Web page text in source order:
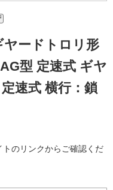
ードトロリ形
型 定速式 ギヤ
速式 横行：鎖
トのリンクからご確認くだ